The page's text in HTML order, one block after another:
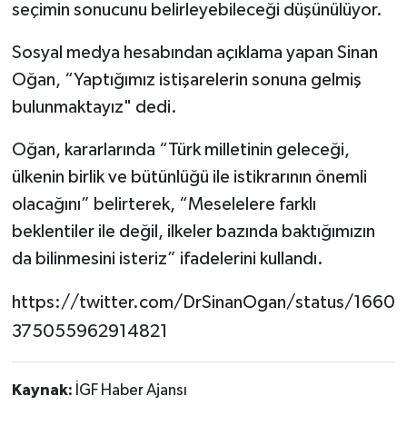
seçimin sonucunu belirleyebileceği düşünülüyor.
Sosyal medya hesabından açıklama yapan Sinan
Oğan, “Yaptığımız istişarelerin sonuna gelmiş
bulunmaktayız" dedi.
Oğan, kararlarında “Türk milletinin geleceği,
ülkenin birlik ve bütünlüğü ile istikrarının önemli
olacağını” belirterek, “Meselelere farklı
beklentiler ile değil, ilkeler bazında baktığımızın
da bilinmesini isteriz” ifadelerini kullandı.
https://twitter.com/DrSinanOgan/status/1660
375055962914821
Kaynak: İGF Haber Ajansı
Spor
Tarihi Yapılarımız
Teknoloji
Türkiye
Yerel
İletişim